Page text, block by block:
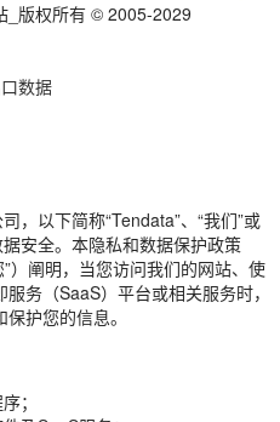
_版权所有 © 2005-2029
数据
，以下简称“Tendata”、“我们”或
安全。本隐私和数据保护政策
”）阐明，当您访问我们的网站、使
务（SaaS）平台或相关服务时，
护您的信息。
；